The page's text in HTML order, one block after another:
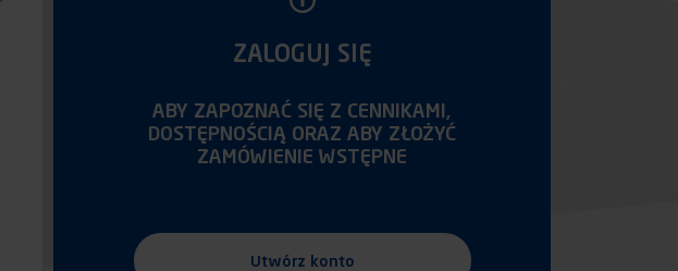
ZALOGUJ SIĘ
ABY ZAPOZNAĆ SIĘ Z CENNIKAMI,
DOSTĘPNOŚCIĄ ORAZ ABY ZŁOŻYĆ
ZAMÓWIENIE WSTĘPNE
Utwórz konto